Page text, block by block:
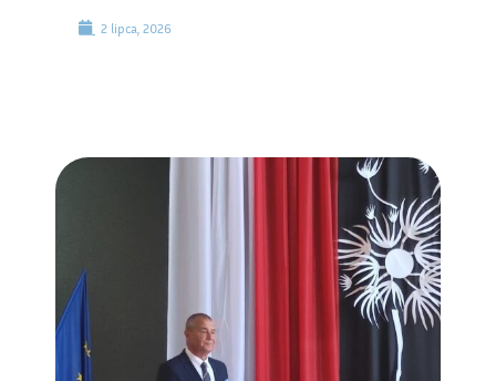
2 lipca, 2026